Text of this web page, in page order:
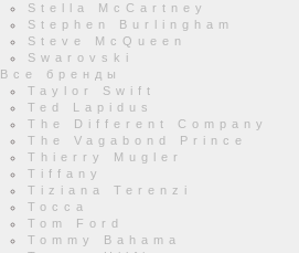
Stella McCartney
Stephen Burlingham
Steve McQueen
Swarovski
Все бренды
Taylor Swift
Ted Lapidus
The Different Company
The Vagabond Prince
Thierry Mugler
Tiffany
Tiziana Terenzi
Tocca
Tom Ford
Tommy Bahama